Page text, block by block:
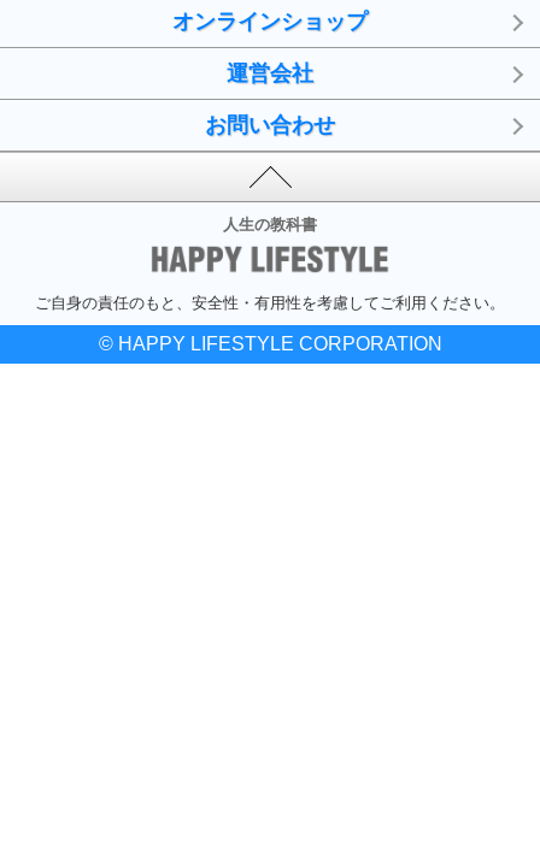
オンラインショップ
運営会社
お問い合わせ
人生の教科書
ご自身の責任のもと、安全性・有用性を考慮してご利用ください。
© HAPPY LIFESTYLE CORPORATION